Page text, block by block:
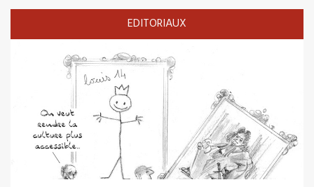
EDITORIAUX